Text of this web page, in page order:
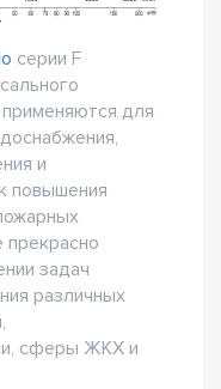
серии F
для
и
повышения
прекрасно
задач
различных
сферы ЖКХ и